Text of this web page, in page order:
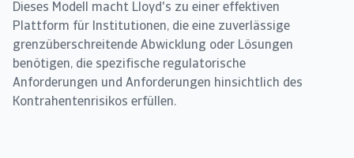
Dieses Modell macht Lloyd's zu einer effektiven
Plattform für Institutionen, die eine zuverlässige
grenzüberschreitende Abwicklung oder Lösungen
benötigen, die spezifische regulatorische
Anforderungen und Anforderungen hinsichtlich des
Kontrahentenrisikos erfüllen.